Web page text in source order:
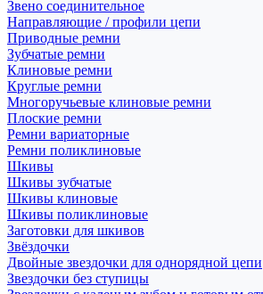
Звено соединительное
Направляющие / профили цепи
Приводные ремни
Зубчатые ремни
Клиновые ремни
Круглые ремни
Многоручьевые клиновые ремни
Плоские ремни
Ремни вариаторные
Ремни поликлиновые
Шкивы
Шкивы зубчатые
Шкивы клиновые
Шкивы поликлиновые
Заготовки для шкивов
Звёздочки
Двойные звездочки для однорядной цепи
Звездочки без ступицы